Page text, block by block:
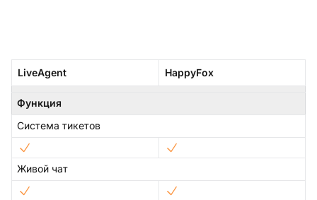
LiveAgent HappyFox
Функция
Система тикетов
Живой чат